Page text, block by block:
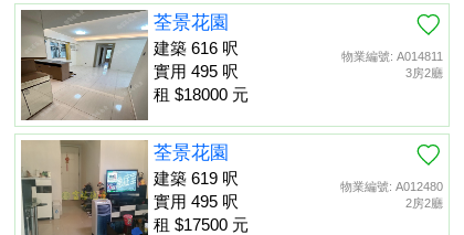
物業編號: A014811
3房2廳
荃景花園
建築 616 呎
實用 495 呎
租 $18000 元
物業編號: A012480
2房2廳
荃景花園
建築 619 呎
實用 495 呎
租 $17500 元